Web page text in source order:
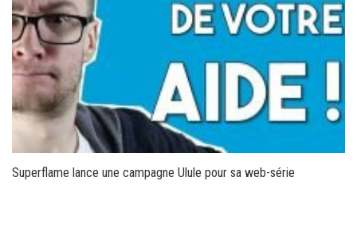
Superflame lance une campagne Ulule pour sa web-série